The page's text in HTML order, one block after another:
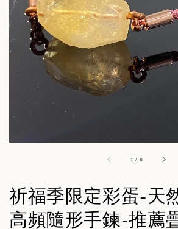
1 / 8
祈福季限定彩蛋-天
高頻隨形手鍊-推薦